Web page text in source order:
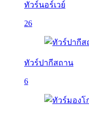
ทัวร์นอร์เวย์
26
ทัวร์ปากีสถาน
6